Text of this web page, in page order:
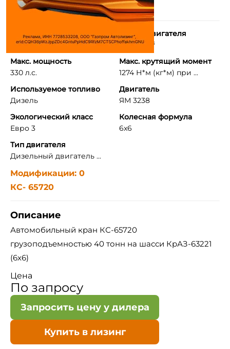
Количество цилиндров
Объем двигателя
14860 см³
Макс. мощность
330 л.с.
Макс. крутящий момент
1274 Н*м (кг*м) при ...
Используемое топливо
Дизель
Двигатель
ЯМ 3238
Экологический класс
Евро 3
Колесная формула
6x6
Тип двигателя
Дизельный двигатель ...
Модификации: 0
КС- 65720
Описание
Автомобильный кран КС-65720
грузоподъемностью 40 тонн на шасси КрАЗ-63221
(6х6)
Цена
По запросу
Запросить цену у дилера
Купить в лизинг